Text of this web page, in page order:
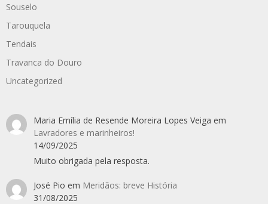
Souselo
Tarouquela
Tendais
Travanca do Douro
Uncategorized
Maria Emília de Resende Moreira Lopes Veiga em
Lavradores e marinheiros!
14/09/2025
Muito obrigada pela resposta.
José Pio em Meridãos: breve História
31/08/2025